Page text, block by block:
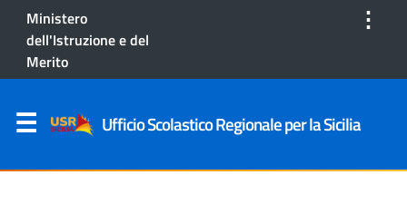
Ministero
dell'Istruzione e del
Merito
⋮
Ufficio Scolastico Regionale per la Sicilia